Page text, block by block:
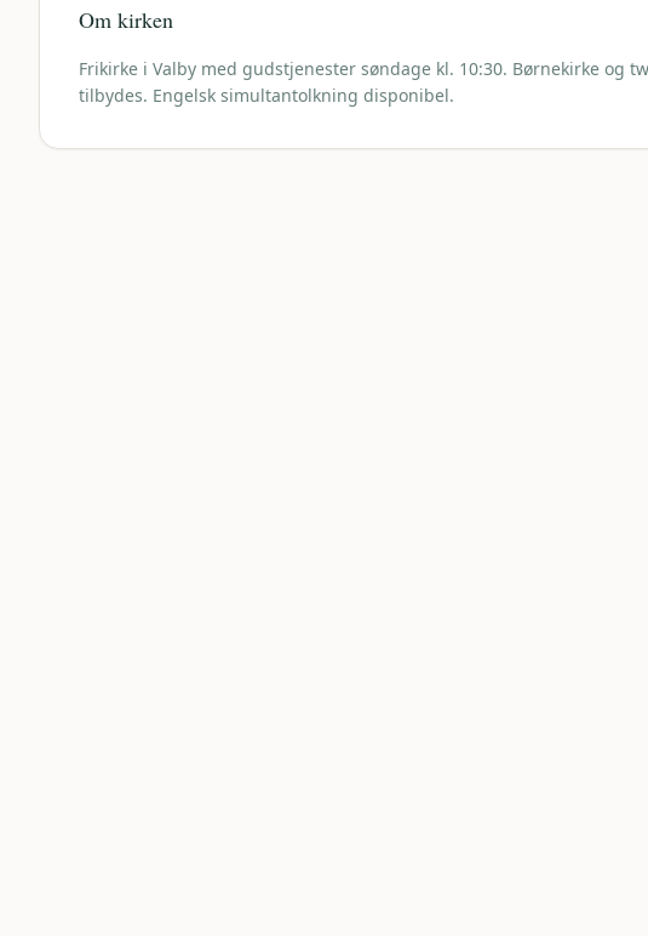
Om kirken
Frikirke i Valby med gudstjenester søndage kl. 10:30. Børnekirke og
tilbydes. Engelsk simultantolkning disponibel.